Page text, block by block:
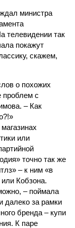
министра
телевидении так
покажут
скажем,
о похожих
проблем с
– Как
или
точно так же
– к ним «в
Кобзона.
– поймала
за рамки
бренда – купи
К паре